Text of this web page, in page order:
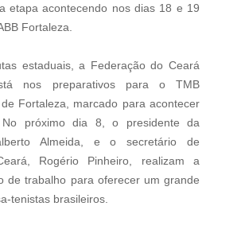
etapa acontecendo nos dias 18 e 19
Fortaleza.
estaduais, a Federação do Ceará
nos preparativos para o TMB
Fortaleza, marcado para acontecer
próximo dia 8, o presidente da
Almeida, e o secretário de
Rogério Pinheiro, realizam a
de trabalho para oferecer um grande
tenistas brasileiros.